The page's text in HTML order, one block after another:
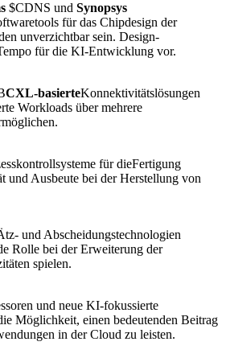
$CDNS und Synopsys
für das Chipdesign der
unverzichtbar sein. Design-
für die KI-Entwicklung vor.
CXL-basierteKonnektivitätslösungen
Workloads über mehrere
für dieFertigung
und Ausbeute bei der Herstellung von
und Abscheidungstechnologien
Rolle bei der Erweiterung der
spielen.
und neue KI-fokussierte
Möglichkeit, einen bedeutenden Beitrag
in der Cloud zu leisten.